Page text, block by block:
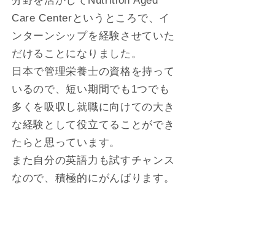
Care Centerというところで、イ
ンターンシップを経験させていた
だけることになりました。
日本で管理栄養士の資格を持って
いるので、短い期間でも1つでも
多くを吸収し就職に向けての大き
な経験として役立てることができ
たらと思っています。
また自分の英語力も試すチャンス
なので、積極的にがんばります。